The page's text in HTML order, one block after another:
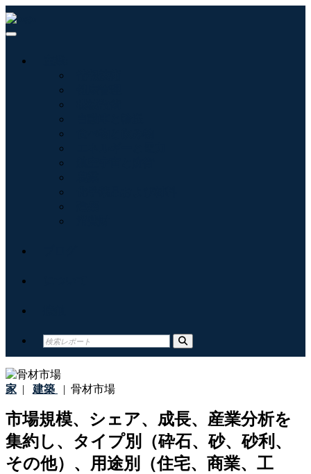
家 | 建築 | 骨材市場
市場規模、シェア、成長、産業分析を
集約し、タイプ別（砕石、砂、砂利、
その他）、用途別（住宅、商業、工